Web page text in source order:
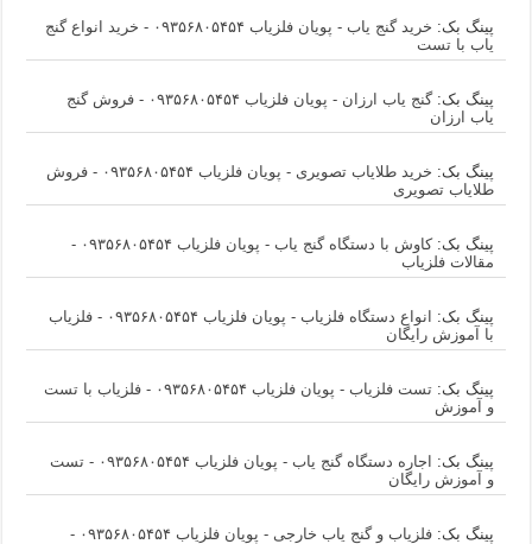
پینگ بک:
خرید گنج یاب - پویان فلزیاب ۰۹۳۵۶۸۰۵۴۵۴ - خرید انواع گنج
یاب با تست
پینگ بک:
گنج یاب ارزان - پویان فلزیاب ۰۹۳۵۶۸۰۵۴۵۴ - فروش گنج
یاب ارزان
پینگ بک:
خرید طلایاب تصویری - پویان فلزیاب ۰۹۳۵۶۸۰۵۴۵۴ - فروش
طلایاب تصویری
پینگ بک:
کاوش با دستگاه گنج یاب - پویان فلزیاب ۰۹۳۵۶۸۰۵۴۵۴ -
مقالات فلزیاب
پینگ بک:
انواع دستگاه فلزیاب - پویان فلزیاب ۰۹۳۵۶۸۰۵۴۵۴ - فلزیاب
با آموزش رایگان
پینگ بک:
تست فلزیاب - پویان فلزیاب ۰۹۳۵۶۸۰۵۴۵۴ - فلزیاب با تست
و آموزش
پینگ بک:
اجاره دستگاه گنج یاب - پویان فلزیاب ۰۹۳۵۶۸۰۵۴۵۴ - تست
و آموزش رایگان
پینگ بک:
فلزیاب و گنج یاب خارجی - پویان فلزیاب ۰۹۳۵۶۸۰۵۴۵۴ -